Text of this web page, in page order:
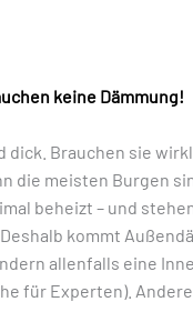
keine Dämmung!
dick. Brauchen sie
die meisten Burgen
beheizt – und
kommt
allenfalls eine
für Experten).